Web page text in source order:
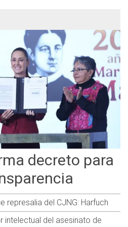
decreto para
represalia del CJNG: Harfuch
intelectual del asesinato de